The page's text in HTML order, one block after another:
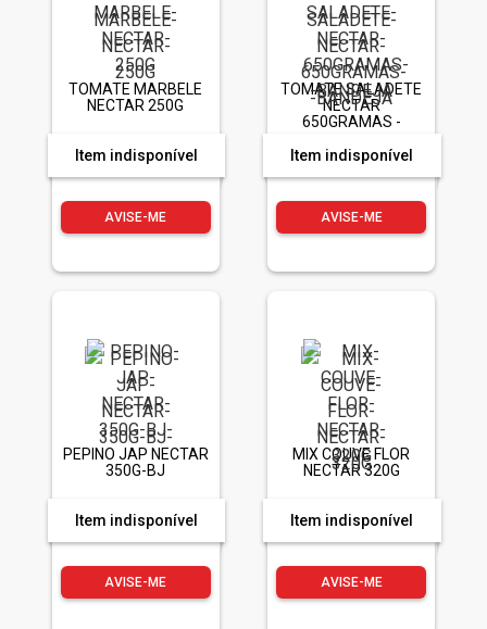
TOMATE MARBELE
NECTAR 250G
Item indisponível
AVISE-ME
TOMATE SALADETE
NECTAR
650GRAMAS -
Item indisponível
AVISE-ME
PEPINO JAP NECTAR
350G-BJ
Item indisponível
AVISE-ME
MIX COUVE FLOR
NECTAR 320G
Item indisponível
AVISE-ME